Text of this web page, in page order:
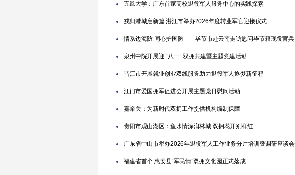
五邑大学：广东首家高校退役军人服务中心的实践探索
戎归港城启新篇 湛江市举办2026年度转业军官迎接仪式
情系边海防 同心护国防——毕节市赴云南走访慰问毕节籍现役官兵
泉州中院开展迎 “八一” 双拥共建暨主题党建活动
晋江市开展就业创业双线服务助力退役军人逐梦新征程
江门市爱国拥军促进会开展主题党日慰问活动
嘉峪关：为新时代双拥工作提供机构编制保障
贵阳市观山湖区：鱼水情深润林城 双拥花开别样红
广东省中山市举办2026年退役军人工作业务分片培训暨调研座谈会
福建省首个 惠安县“军民情”双拥文化园正式落成